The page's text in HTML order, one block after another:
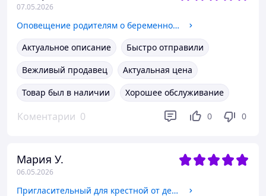
07.05.2026
Оповещение родителям о беременности Аист зелёный конверт
Актуальное описание
Быстро отправили
Вежливый продавец
Актуальная цена
Товар был в наличии
Хорошее обслуживание
Коментарии 0 0 0
Мария У.
06.05.2026
Пригласительный для крестной от девочки Акриловая ножка